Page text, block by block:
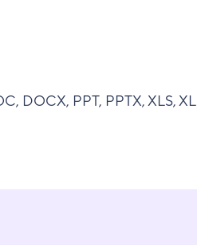
DOCX, PPT, PPTX, XLS,